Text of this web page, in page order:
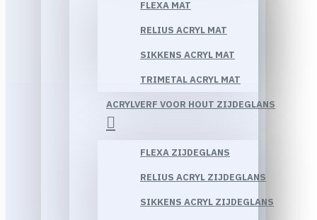
FLEXA MAT
RELIUS ACRYL MAT
SIKKENS ACRYL MAT
TRIMETAL ACRYL MAT
ACRYLVERF VOOR HOUT ZIJDEGLANS
FLEXA ZIJDEGLANS
RELIUS ACRYL ZIJDEGLANS
SIKKENS ACRYL ZIJDEGLANS